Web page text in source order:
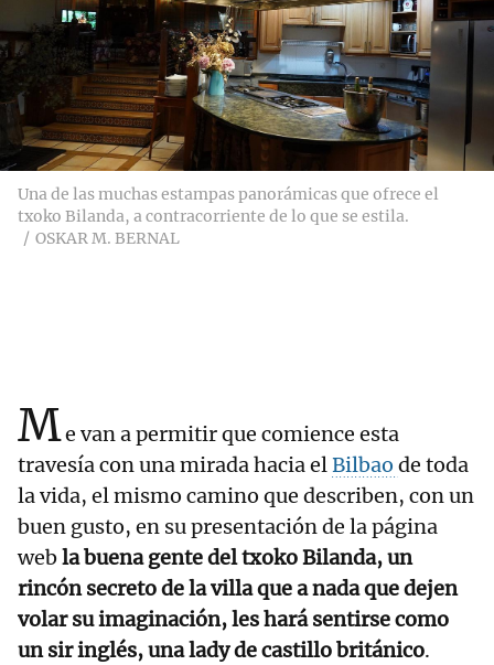
Una de las muchas estampas panorámicas que ofrece el
txoko Bilanda, a contracorriente de lo que se estila.
OSKAR M. BERNAL
Me van a permitir que comience esta
travesía con una mirada hacia elBilbao de toda
la vida, el mismo camino que describen, con un
buen gusto, en su presentación de la página
webla buena gente del txoko Bilanda, un
rincón secreto de la villa que a nada que dejen
volar su imaginación, les hará sentirse como
un sir inglés, una lady de castillo británico.